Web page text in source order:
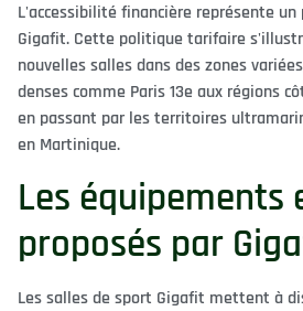
L'accessibilité financière représente
Gigafit. Cette politique tarifaire
nouvelles salles dans des zones
denses comme Paris 13e aux régions
en passant par les territoires
en Martinique.
Les équipements
proposés par
Les salles de sport Gigafit mettent à